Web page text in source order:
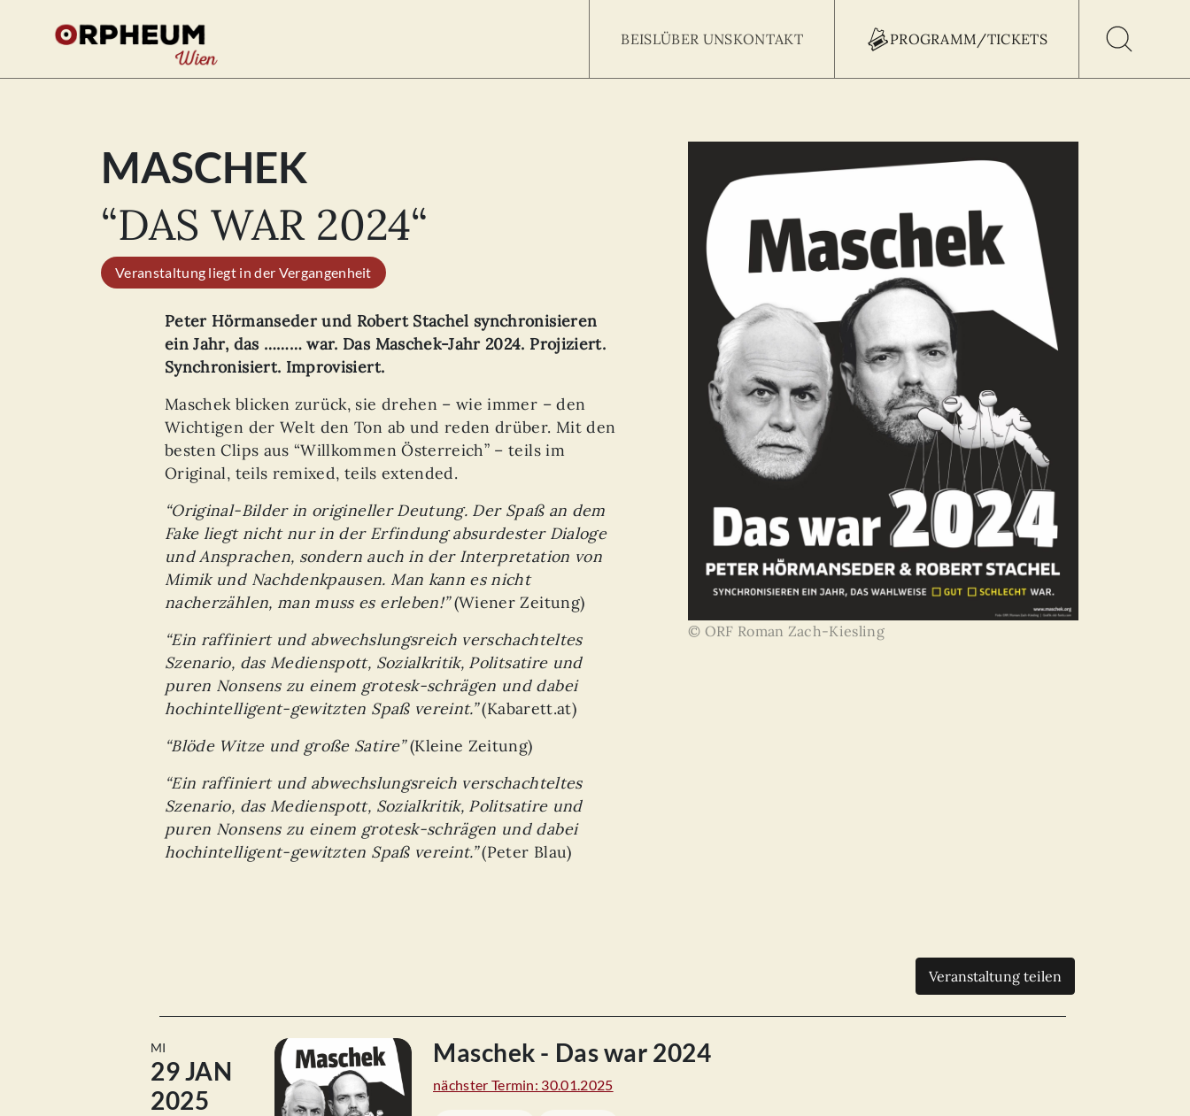
BEISLÜBER UNSKONTAKT PROGRAMM/TICKETS
MASCHEK
“DAS WAR 2024“
Veranstaltung liegt in der Vergangenheit
Peter Hörmanseder und Robert Stachel synchronisieren
ein Jahr, das ……… war. Das Maschek-Jahr 2024. Projiziert.
Synchronisiert. Improvisiert.
Maschek blicken zurück, sie drehen – wie immer – den
Wichtigen der Welt den Ton ab und reden drüber. Mit den
besten Clips aus “Willkommen Österreich” – teils im
Original, teils remixed, teils extended.
“Original-Bilder in origineller Deutung. Der Spaß an dem
Fake liegt nicht nur in der Erfindung absurdester Dialoge
und Ansprachen, sondern auch in der Interpretation von
Mimik und Nachdenkpausen. Man kann es nicht
nacherzählen, man muss es erleben!”(Wiener Zeitung)
“Ein raffiniert und abwechslungsreich verschachteltes
Szenario, das Medienspott, Sozialkritik, Politsatire und
puren Nonsens zu einem grotesk-schrägen und dabei
hochintelligent-gewitzten Spaß vereint.”(Kabarett.at)
“Blöde Witze und große Satire”(Kleine Zeitung)
“Ein raffiniert und abwechslungsreich verschachteltes
Szenario, das Medienspott, Sozialkritik, Politsatire und
puren Nonsens zu einem grotesk-schrägen und dabei
hochintelligent-gewitzten Spaß vereint.”(Peter Blau)
© ORF Roman Zach-Kiesling
Veranstaltung teilen
MI
29 JAN
2025
Maschek - Das war 2024
nächster Termin: 30.01.2025